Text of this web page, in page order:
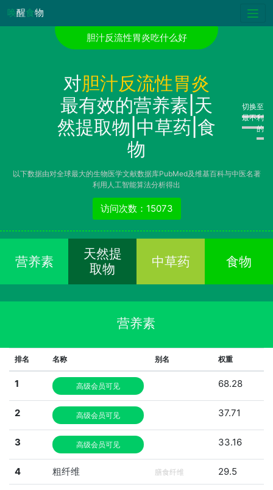
唤醒食物
胆汁反流性胃炎吃什么好
对胆汁反流性胃炎
最有效的营养素|天
然提取物|中草药|食
物
切换至
最不利
的
以下数据由对全球最大的生物医学文献数据库PubMed及维基百科与中医名著
利用人工智能算法分析得出
访问次数：15073
营养素
天然提
取物
中草药 食物
营养素
排名 名称 别名 权重
1 高级会员可见 68.28
2 高级会员可见 37.71
3 高级会员可见 33.16
4 粗纤维 膳食纤维 29.5